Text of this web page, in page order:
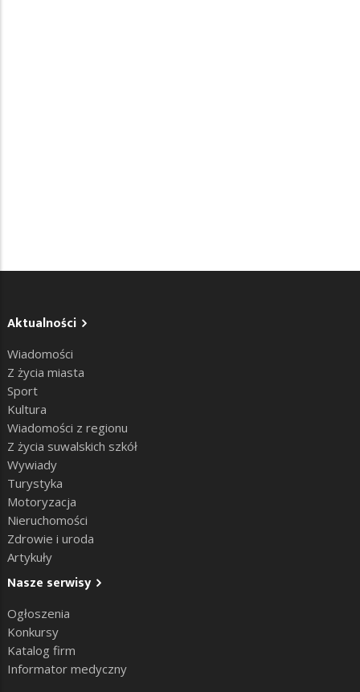
Aktualności
Wiadomości
Z życia miasta
Sport
Kultura
Wiadomości z regionu
Z życia suwalskich szkół
Wywiady
Turystyka
Motoryzacja
Nieruchomości
Zdrowie i uroda
Artykuły
Nasze serwisy
Ogłoszenia
Konkursy
Katalog firm
Informator medyczny